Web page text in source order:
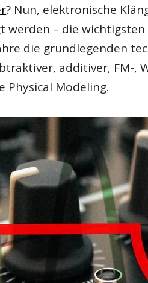
? Nun, elektronische
werden – die wichtigsten
die grundlegenden
additiver, FM-,
Physical Modeling.